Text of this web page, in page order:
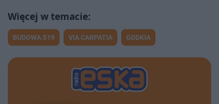
BUDOWA S19 VIA CARPATIA GDDKIA